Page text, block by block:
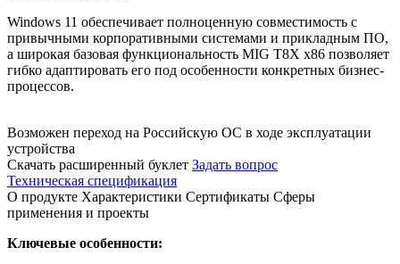
Windows 11 обеспечивает полноценную совместимость с
привычными корпоративными системами и прикладным ПО,
а широкая базовая функциональность MIG T8X x86 позволяет
гибко адаптировать его под особенности конкретных бизнес-
процессов.
Возможен переход на Российскую ОС в ходе эксплуатации
устройства
Скачать расширенный буклет Задать вопрос
Техническая спецификация
О продукте Характеристики Сертификаты Сферы
применения и проекты
Ключевые особенности: